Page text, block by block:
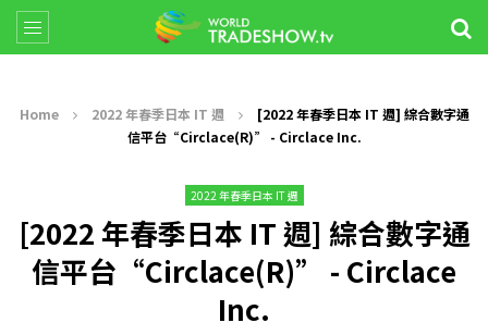
Home 2022 年春季日本 IT 週
[2022 年春季日本 IT 週] 綜合數字通
信平台“Circlace(R)” - Circlace Inc.
2022 年春季日本 IT 週
[2022 年春季日本 IT 週] 綜合數字通
信平台“Circlace(R)” - Circlace
Inc.